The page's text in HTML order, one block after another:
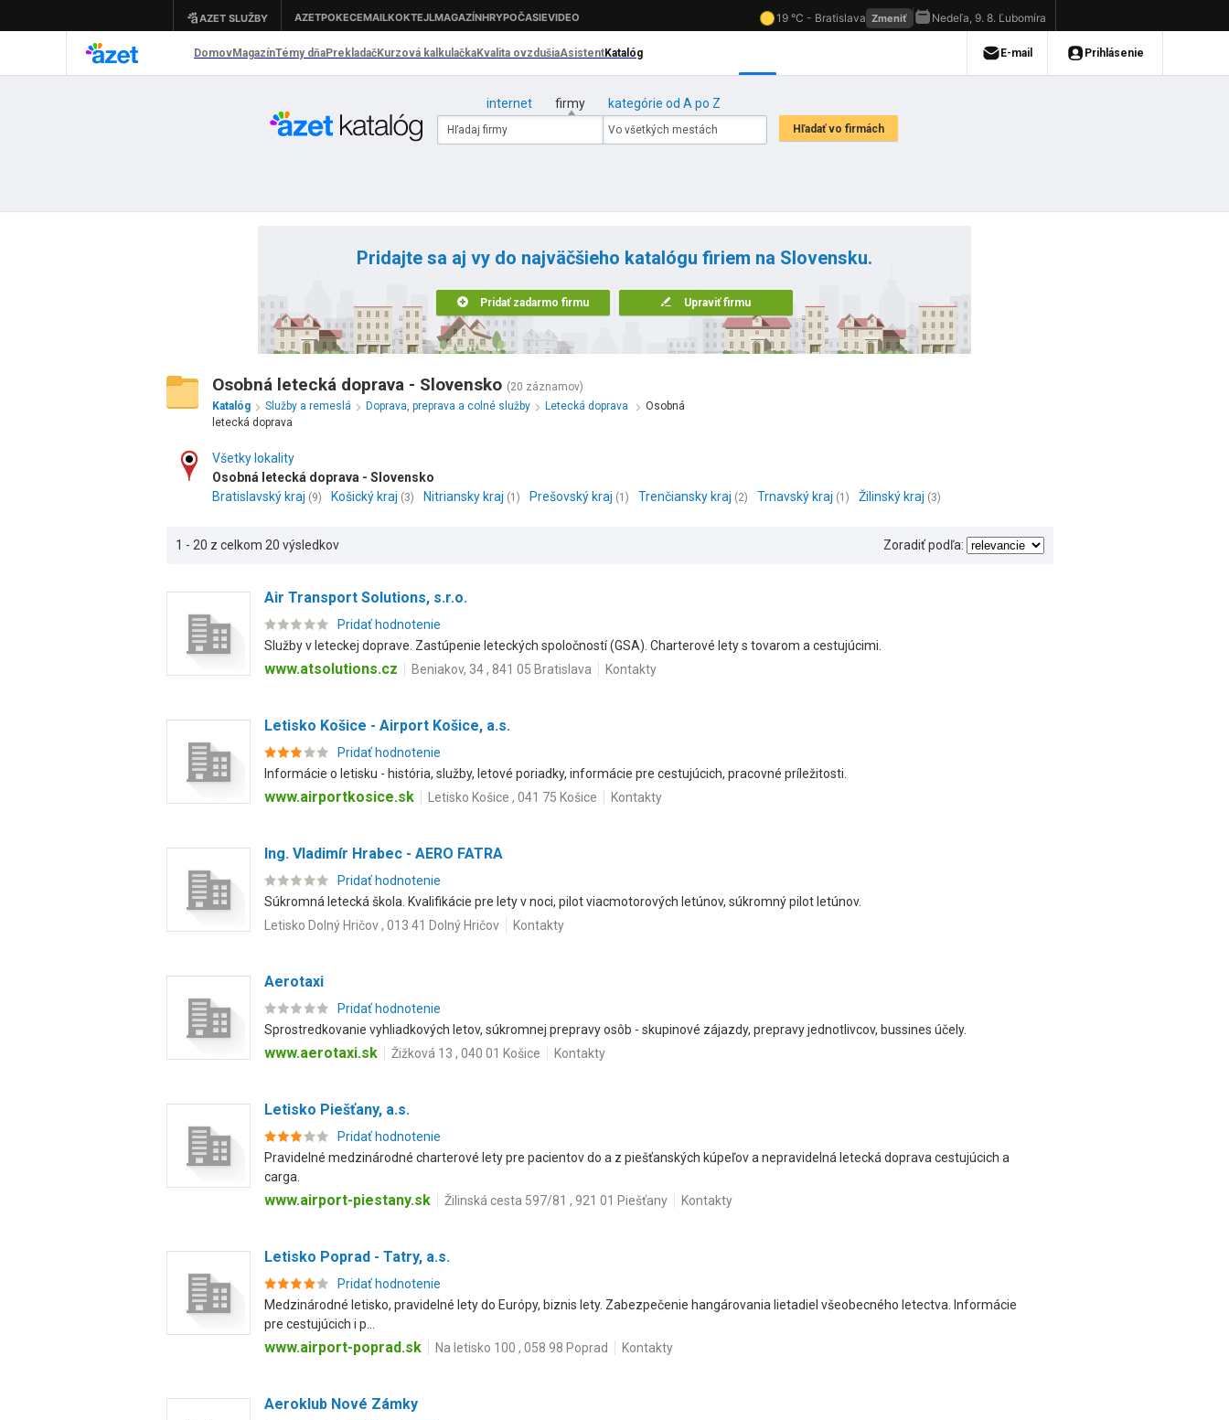
internet firmy kategórie od A po Z
Pridajte sa aj vy do najväčšieho katalógu firiem na Slovensku.
Pridať zadarmo firmu Upraviť firmu
Osobná letecká doprava - Slovensko (20 záznamov)
Katalóg
Služby a remeslá Doprava, preprava a colné služby Letecká doprava
Osobná
letecká doprava
Všetky lokality
Osobná letecká doprava - Slovensko
Bratislavský kraj (9) Košický kraj (3) Nitriansky kraj (1) Prešovský kraj (1) Trenčiansky kraj (2) Trnavský kraj (1) Žilinský kraj (3)
1 - 20 z celkom 20 výsledkov Zoradiť podľa:
Air Transport Solutions, s.r.o.
Pridať hodnotenie
Služby v leteckej doprave. Zastúpenie leteckých spoločností (GSA). Charterové lety s tovarom a cestujúcimi.
www.atsolutions.cz Beniakov, 34 , 841 05 Bratislava Kontakty
Letisko Košice - Airport Košice, a.s.
Pridať hodnotenie
Informácie o letisku - história, služby, letové poriadky, informácie pre cestujúcich, pracovné príležitosti.
www.airportkosice.sk Letisko Košice , 041 75 Košice Kontakty
Ing. Vladimír Hrabec - AERO FATRA
Pridať hodnotenie
Súkromná letecká škola. Kvalifikácie pre lety v noci, pilot viacmotorových letúnov, súkromný pilot letúnov.
Letisko Dolný Hričov , 013 41 Dolný Hričov
Kontakty
Aerotaxi
Pridať hodnotenie
Sprostredkovanie vyhliadkových letov, súkromnej prepravy osôb - skupinové zájazdy, prepravy jednotlivcov, bussines účely.
www.aerotaxi.sk Žižková 13 , 040 01 Košice Kontakty
Letisko Piešťany, a.s.
Pridať hodnotenie
Pravidelné medzinárodné charterové lety pre pacientov do a z piešťanských kúpeľov a nepravidelná letecká doprava cestujúcich a
carga.
www.airport-piestany.sk Žilinská cesta 597/81 , 921 01 Piešťany Kontakty
Letisko Poprad - Tatry, a.s.
Pridať hodnotenie
Medzinárodné letisko, pravidelné lety do Európy, biznis lety. Zabezpečenie hangárovania lietadiel všeobecného letectva. Informácie
pre cestujúcich i p...
www.airport-poprad.sk Na letisko 100 , 058 98 Poprad Kontakty
Aeroklub Nové Zámky